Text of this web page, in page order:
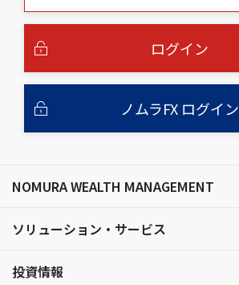
ログイン
ノムラFX ログイン
NOMURA WEALTH MANAGEMENT
ソリューション・サービス
投資情報